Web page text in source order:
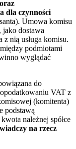
dla czynności
Umowa komisu
jako dostawa
nią usługa komisu.
podmiotami
wyglądać
do
VAT z
(komitenta)
podstawą
należnej spółce
na rzecz